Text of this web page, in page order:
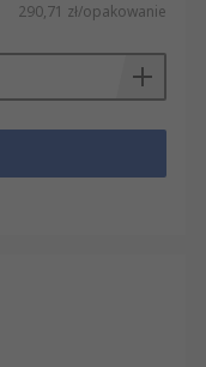
290,71 zł/opakowanie